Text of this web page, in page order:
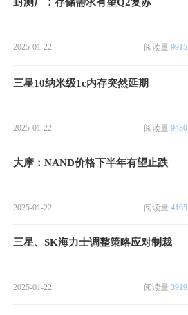
2025-01-22 阅读量 9915
三星10纳米级1c内存突然延期
2025-01-22 阅读量 9480
大摩：NAND价格下半年有望止跌
2025-01-22 阅读量 4165
三星、SK海力士调整策略应对制裁
2025-01-22 阅读量 3919